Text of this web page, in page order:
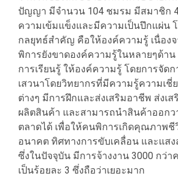
ปัญญา มีจำนวน 104 ชมรม มีสมาชิก
ความเข้มแข็งและมีความเป็นปึกแผ่น
กลยุทธ์สำคัญ คือให้องค์ความรู้ เนื่อง
พิการยังขาดองค์ความรู้ในหลายๆด้าน
การเรียนรู้ ให้องค์ความรู้ โดยการจัด
เสวนาโดยวิทยากรที่มีความรู้ความเ
ต่างๆ มีการฝึกและส่งเสริมอาชีพ ส่งเ
ผลิตสินค้า และสามารถนำสินค้าออกว
ตลาดได้ เพื่อให้คนพิการเกิดคุณภาพชี
อนาคต ทิศทางการขับเคลื่อน และแสง
ซึ่งในปัจจุบัน มีการจ้างงาน 3000 กว่า
เป็นร้อยละ 3 ซึ่งถือว่าเยอะมาก